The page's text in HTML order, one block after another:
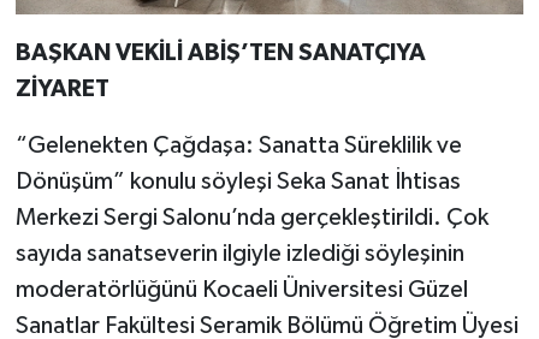
BAŞKAN VEKİLİ ABİŞ’TEN SANATÇIYA
ZİYARET
“Gelenekten Çağdaşa: Sanatta Süreklilik ve
Dönüşüm” konulu söyleşi Seka Sanat İhtisas
Merkezi Sergi Salonu’nda gerçekleştirildi. Çok
sayıda sanatseverin ilgiyle izlediği söyleşinin
moderatörlüğünü Kocaeli Üniversitesi Güzel
Sanatlar Fakültesi Seramik Bölümü Öğretim Üyesi